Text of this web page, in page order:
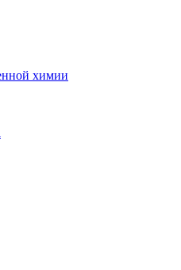
химии